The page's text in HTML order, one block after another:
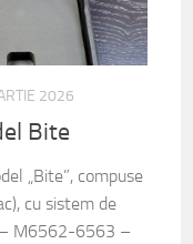
2026
Bite
„Bite”, compuse
cu sistem de
M6562-6563 –